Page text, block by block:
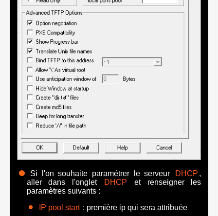
Si l'on souhaite paramétrer le serveur DHCP ,
aller dans l'onglet
DHCP
et renseigner les
paramètres suivants :
IP pool start : première ip qui sera attribuée